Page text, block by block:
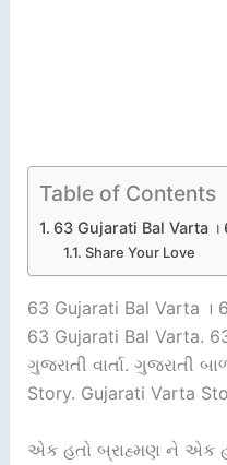
Table of Contents
63 Gujarati Bal Varta
Share Your Love
63 Gujarati Bal Varta ।
63 Gujarati Bal Varta.
ગુજરાતી વાર્તા. ગુજરાતી
Story. Gujarati Varta
એક હતો બ્રાહ્મણ ને એક